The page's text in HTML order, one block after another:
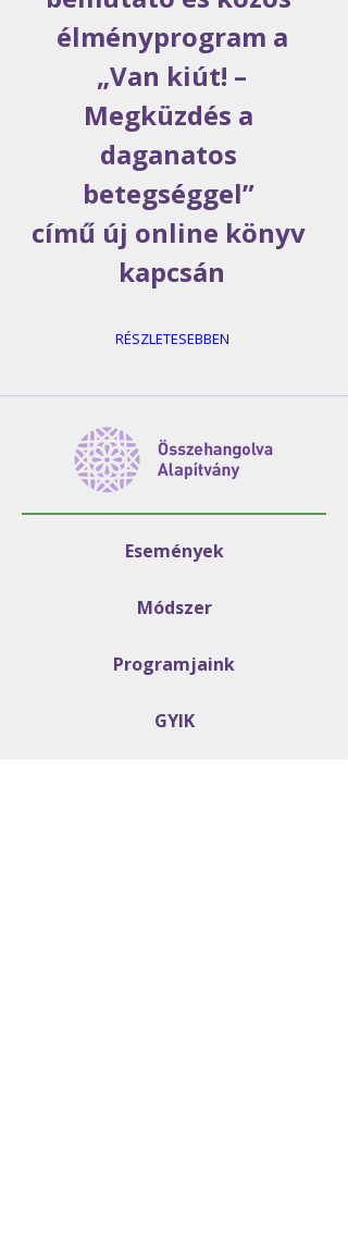
élményprogram a
Megküzdés a
daganatos
betegséggel”
című új online könyv
kapcsán
RÉSZLETESEBBEN
Események
Módszer
Programjaink
GYIK